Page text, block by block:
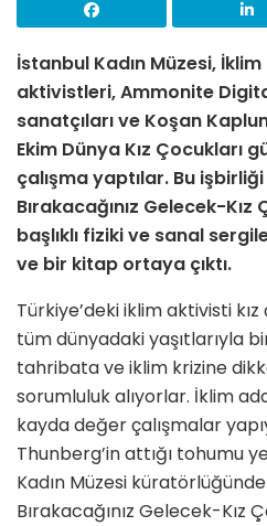
İstanbul Kadın Müzesi,
aktivistleri, Ammonite
sanatçıları ve Koşan
Ekim Dünya Kız Çocukları
çalışma yaptılar. Bu
Bırakacağınız Gelecek-
başlıklı fiziki ve sanal
ve bir kitap ortaya çıktı.
Türkiye’deki iklim aktivisti
tüm dünyadaki yaşıtlarıyla
tahribata ve iklim krizine
sorumluluk alıyorlar. İklim
kayda değer çalışmalar
Thunberg’in attığı tohumu
Kadın Müzesi
Bırakacağınız Gelecek-Kız